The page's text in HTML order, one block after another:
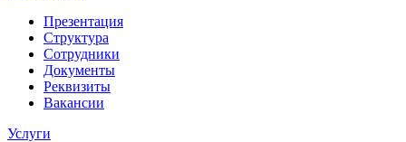
Презентация
Структура
Сотрудники
Документы
Реквизиты
Вакансии
Услуги